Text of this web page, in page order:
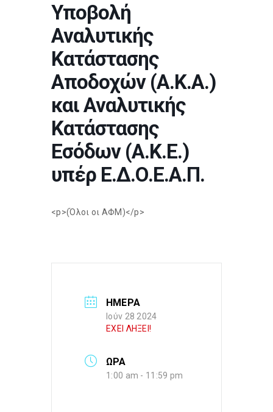
Υποβολή
Αναλυτικής
Κατάστασης
Αποδοχών (Α.Κ.Α.)
και Αναλυτικής
Κατάστασης
Εσόδων (Α.Κ.Ε.)
υπέρ Ε.Δ.Ο.Ε.Α.Π.
<p>(Όλοι οι ΑΦΜ)</p>
ΗΜΕΡΑ
Ιούν 28 2024
ΕΧΕΙ ΛΗΞΕΙ!
ΩΡΑ
1:00 am - 11:59 pm